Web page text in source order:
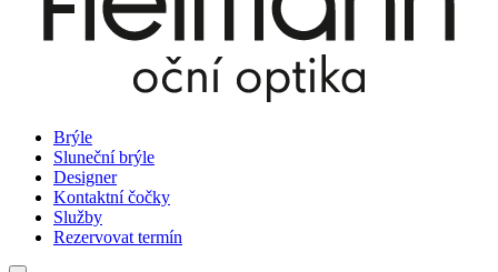
Brýle
Sluneční brýle
Designer
Kontaktní čočky
Služby
Rezervovat termín